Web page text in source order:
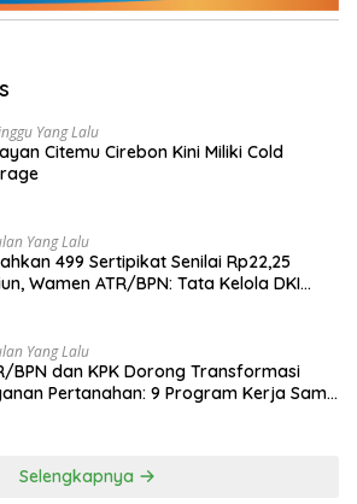
Yang Lalu
Citemu Cirebon Kini Miliki Cold
Yang Lalu
499 Sertipikat Senilai Rp22,25
Wamen ATR/BPN: Tata Kelola DKI
Yang Lalu
BPN dan KPK Dorong Transformasi
Pertanahan: 9 Program Kerja Sama
Selengkapnya